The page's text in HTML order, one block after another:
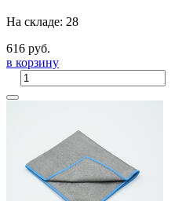
На складе: 28
616 руб.
в корзину